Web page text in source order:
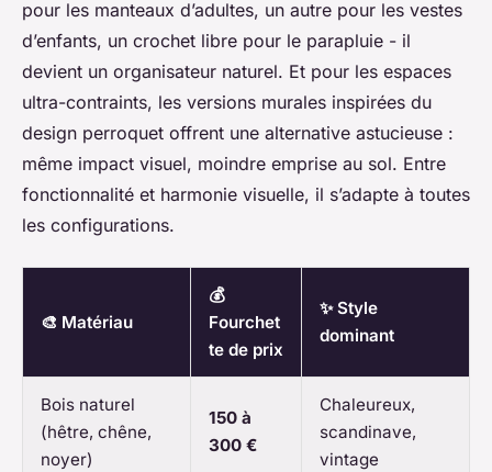
pour les manteaux d’adultes, un autre pour les vestes
d’enfants, un crochet libre pour le parapluie - il
devient un organisateur naturel. Et pour les espaces
ultra-contraints, les versions murales inspirées du
design perroquet offrent une alternative astucieuse :
même impact visuel, moindre emprise au sol. Entre
fonctionnalité et harmonie visuelle, il s’adapte à toutes
les configurations.
🎨 Matériau
💰
Fourchet
te de prix
✨ Style
dominant
Bois naturel
(hêtre, chêne,
noyer)
150 à
300 €
Chaleureux,
scandinave,
vintage